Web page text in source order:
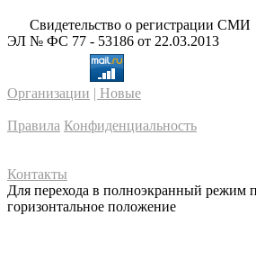
Свидетельство о регистрации СМИ
ЭЛ № ФС 77 - 53186 от 22.03.2013
Организации | Новые
Правила Конфиденциальность
Контакты
Для перехода в полноэкранный режим
горизонтальное положение